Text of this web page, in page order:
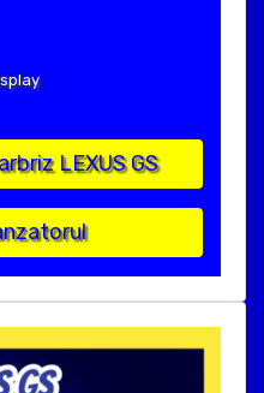
LEXUS GS